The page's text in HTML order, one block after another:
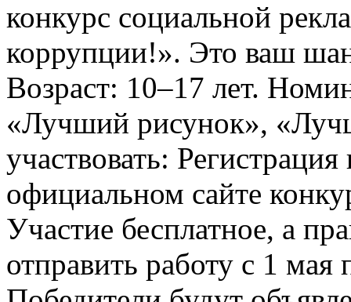
конкурс социальной
коррупции!». Это ваш
Возраст: 10–17 лет.
«Лучший рисунок»,
участвовать:
официальном сайте
Участие бесплатное, а
отправить работу с 1 мая